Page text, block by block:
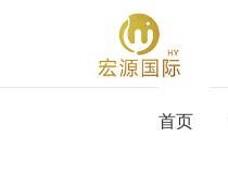
首页